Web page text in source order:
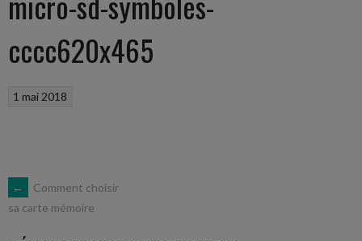
cccc620x465
1 mai 2018
NAVIGATION
←
Comment choisir
sa carte mémoire